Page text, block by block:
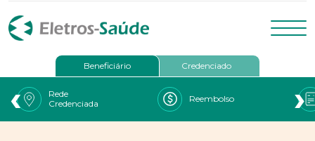
Beneficiário Credenciado
Rede
Credenciada
Reembolso
‹ ›